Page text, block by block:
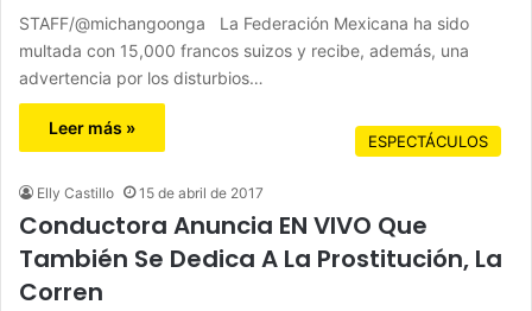
STAFF/@michangoonga La Federación Mexicana ha sido
multada con 15,000 francos suizos y recibe, además, una
advertencia por los disturbios…
Leer más »
ESPECTÁCULOS
Elly Castillo 15 de abril de 2017
Conductora Anuncia EN VIVO Que
También Se Dedica A La Prostitución, La
Corren